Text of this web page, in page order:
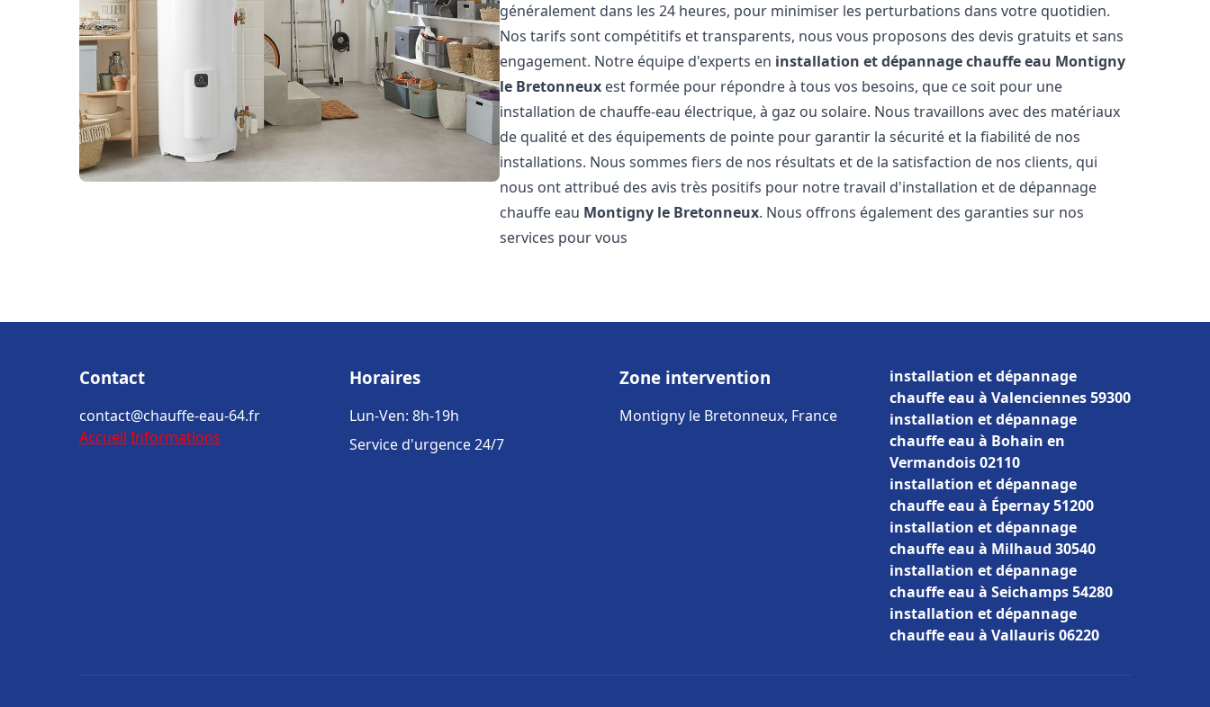
généralement dans les 24 heures, pour minimiser les perturbations dans votre quotidien.
Nos tarifs sont compétitifs et transparents, nous vous proposons des devis gratuits et sans
engagement. Notre équipe d'experts en installation et dépannage chauffe eau Montigny
le Bretonneux est formée pour répondre à tous vos besoins, que ce soit pour une
installation de chauffe-eau électrique, à gaz ou solaire. Nous travaillons avec des matériaux
de qualité et des équipements de pointe pour garantir la sécurité et la fiabilité de nos
installations. Nous sommes fiers de nos résultats et de la satisfaction de nos clients, qui
nous ont attribué des avis très positifs pour notre travail d'installation et de dépannage
chauffe eau Montigny le Bretonneux. Nous offrons également des garanties sur nos
services pour vous
Contact
contact@chauffe-eau-64.fr
Accueil Informations
Horaires
Lun-Ven: 8h-19h
Service d'urgence 24/7
Zone intervention
Montigny le Bretonneux, France
installation et dépannage
chauffe eau à Valenciennes 59300
installation et dépannage
chauffe eau à Bohain en
Vermandois 02110
installation et dépannage
chauffe eau à Épernay 51200
installation et dépannage
chauffe eau à Milhaud 30540
installation et dépannage
chauffe eau à Seichamps 54280
installation et dépannage
chauffe eau à Vallauris 06220